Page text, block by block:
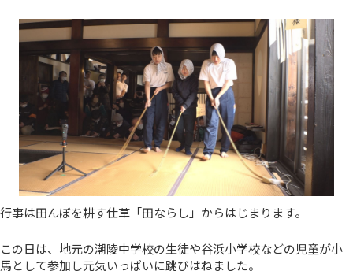
行事は田んぼを耕す仕草「田ならし」からはじまります。
この日は、地元の潮陵中学校の生徒や谷浜小学校などの児童が小
馬として参加し元気いっぱいに跳びはねました。